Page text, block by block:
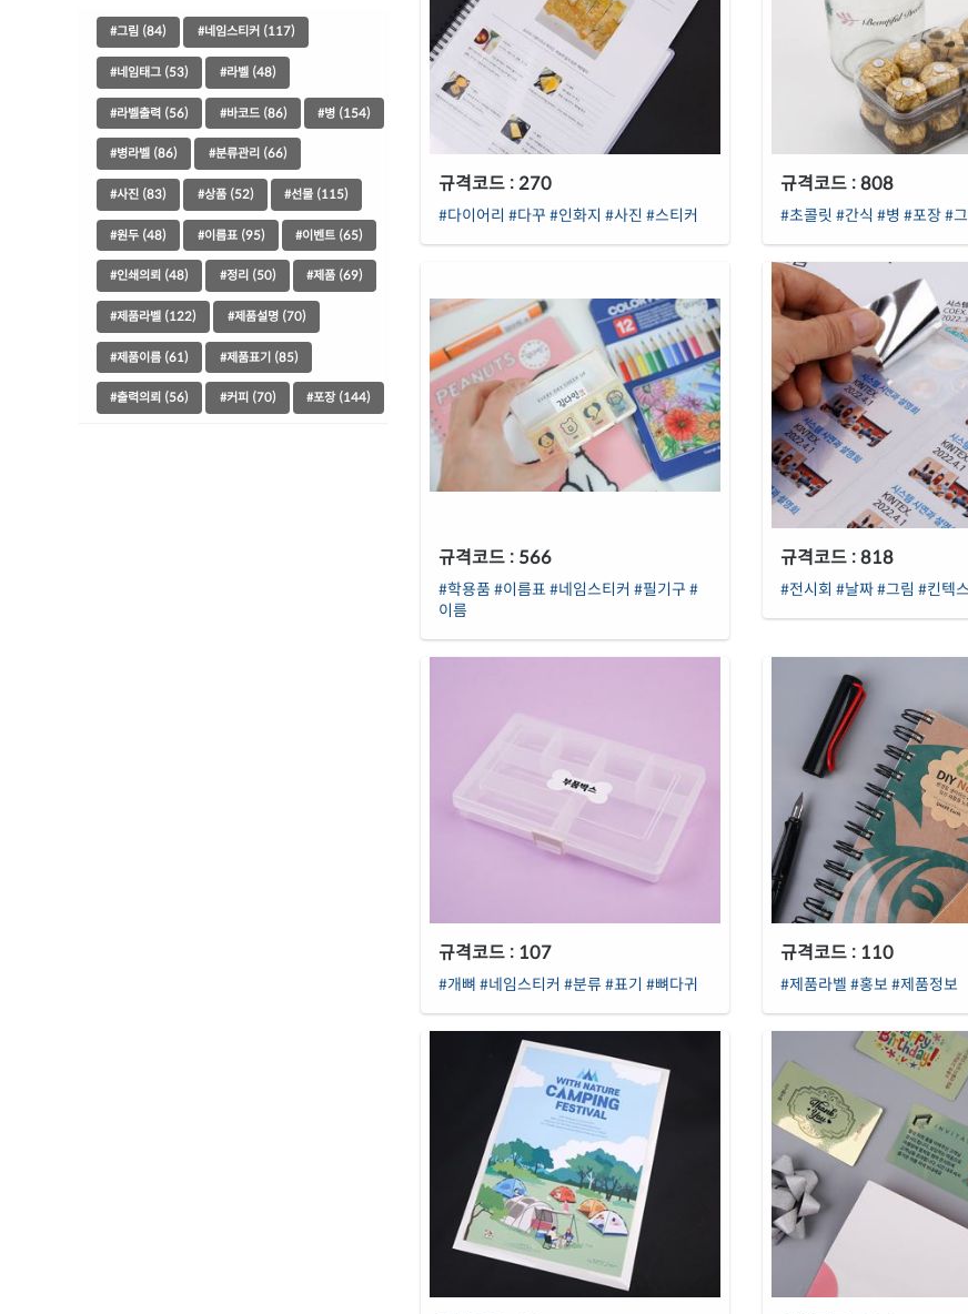
#그림 (84) #네임스티커 (117)
#네임태그 (53) #라벨 (48)
#라벨출력 (56) #바코드 (86) #병 (154)
#병라벨 (86) #분류관리 (66)
#사진 (83) #상품 (52) #선물 (115)
#원두 (48) #이름표 (95) #이벤트 (65)
#인쇄의뢰 (48) #정리 (50) #제품 (69)
#제품라벨 (122) #제품설명 (70)
#제품이름 (61) #제품표기 (85)
#출력의뢰 (56) #커피 (70) #포장 (144)
규격코드 : 270
#다이어리 #다꾸 #인화지 #사진 #스티커
규격코드 : 808
#초콜릿 #간식 #병 #포장#
규격코드 : 566
#학용품 #이름표 #네임스티커 #필기구 #
이름
규격코드 : 818
#전시회 #날짜#그림 #킨텍스
규격코드 : 107
#개뼈 #네임스티커 #분류#표기 #뼈다귀
규격코드 : 110
#제품라벨 #홍보 #제품정보